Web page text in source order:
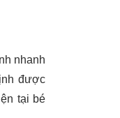
nhanh
được
tại bé